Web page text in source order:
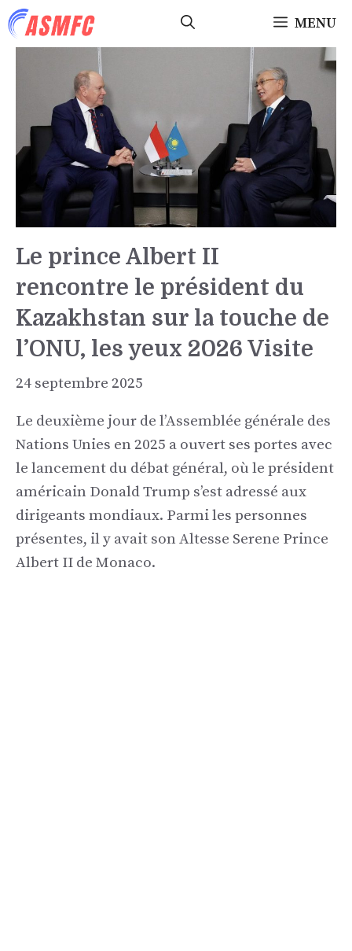
Aller
au
MENU
Le prince Albert II
rencontre le président du
Kazakhstan sur la touche de
l’ONU, les yeux 2026 Visite
24 septembre 2025
Le deuxième jour de l’Assemblée générale des
Nations Unies en 2025 a ouvert ses portes avec
le lancement du débat général, où le président
américain Donald Trump s’est adressé aux
dirigeants mondiaux. Parmi les personnes
présentes, il y avait son Altesse Serene Prince
Albert II de Monaco.